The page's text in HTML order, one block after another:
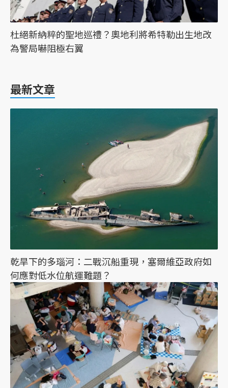
杜絕新納粹的聖地巡禮？奧地利將希特勒出生地改
為警局嚇阻極右翼
最新文章
乾旱下的多瑙河：二戰沉船重現，塞爾維亞政府如
何應對低水位航運難題？